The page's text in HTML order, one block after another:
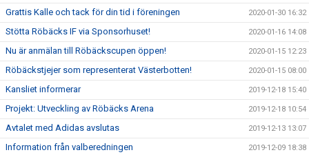
Grattis Kalle och tack för din tid i föreningen 2020-01-30 16:32
Stötta Röbäcks IF via Sponsorhuset! 2020-01-16 14:08
Nu är anmälan till Röbäckscupen öppen! 2020-01-15 12:23
Röbäckstjejer som representerat Västerbotten! 2020-01-15 08:00
Kansliet informerar 2019-12-18 15:40
Projekt: Utveckling av Röbäcks Arena 2019-12-18 10:54
Avtalet med Adidas avslutas 2019-12-13 13:07
Information från valberedningen 2019-12-09 18:38